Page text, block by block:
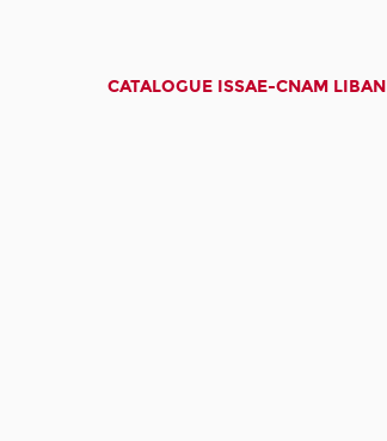
CATALOGUE ISSAE-CNAM LIBAN